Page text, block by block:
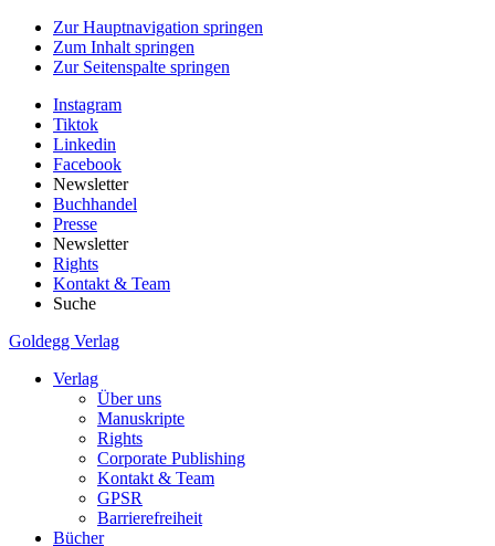
Zur Hauptnavigation springen
Zum Inhalt springen
Zur Seitenspalte springen
Instagram
Tiktok
Linkedin
Facebook
Newsletter
Buchhandel
Presse
Newsletter
Rights
Kontakt & Team
Suche
Goldegg Verlag
Verlag
Über uns
Manuskripte
Rights
Corporate Publishing
Kontakt & Team
GPSR
Barrierefreiheit
Bücher